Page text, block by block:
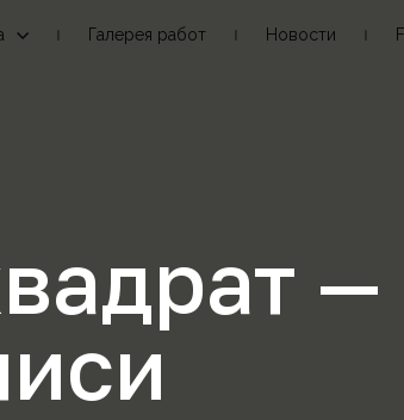
Галерея работ Новости
—